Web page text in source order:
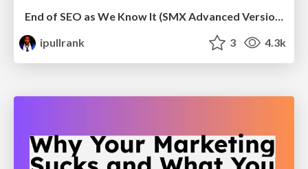
End of SEO as We Know It (SMX Advanced Version)
ipullrank
3 4.3k